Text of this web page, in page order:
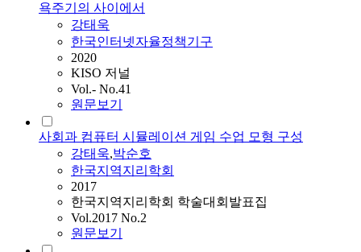
욕주기의 사이에서
강태욱
한국인터넷자율정책기구
2020
KISO 저널
Vol.- No.41
원문보기
사회과 컴퓨터 시뮬레이션 게임 수업 모형 구성
강태욱,박순호
한국지역지리학회
2017
한국지역지리학회 학술대회발표집
Vol.2017 No.2
원문보기